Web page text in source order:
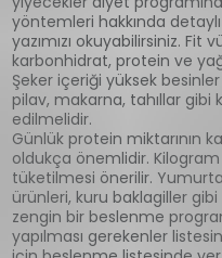
yöntemleri hakkında
yazımızı okuyabilirsiniz.
karbonhidrat, protein ve
Şeker içeriği yüksek
pilav, makarna, tahıllar
edilmelidir.
Günlük protein miktarının
oldukça önemlidir.
tüketilmesi önerilir.
ürünleri, kuru baklagiller
zengin bir beslenme
yapılması gerekenler